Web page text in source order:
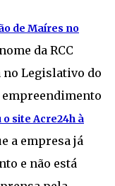
de Maíres no
da RCC
Legislativo do
empreendimento
o site Acre24h à
a empresa já
e não está